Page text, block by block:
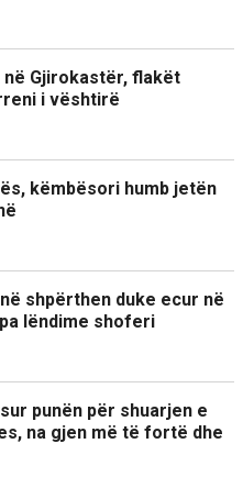
Gjirokastër, flakët
i vështirë
këmbësori humb jetën
shpërthen duke ecur në
lëndime shoferi
punën për shuarjen e
na gjen më të fortë dhe